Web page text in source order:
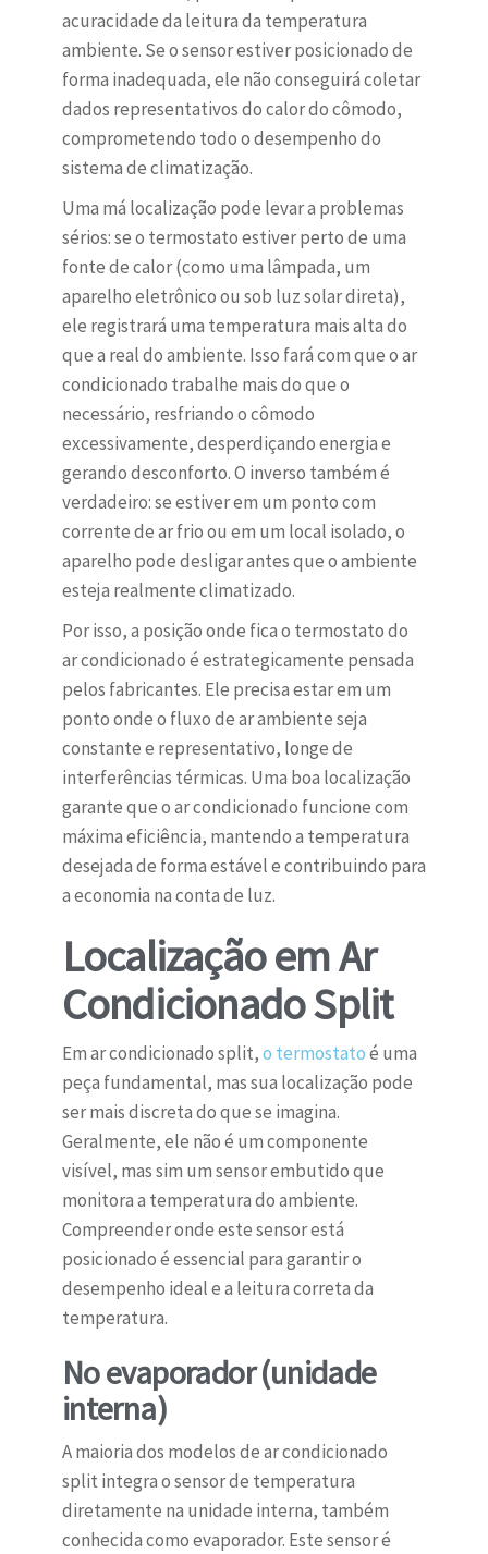
acuracidade da leitura da temperatura
ambiente. Se o sensor estiver posicionado de
forma inadequada, ele não conseguirá coletar
dados representativos do calor do cômodo,
comprometendo todo o desempenho do
sistema de climatização.
Uma má localização pode levar a problemas
sérios: se o termostato estiver perto de uma
fonte de calor (como uma lâmpada, um
aparelho eletrônico ou sob luz solar direta),
ele registrará uma temperatura mais alta do
que a real do ambiente. Isso fará com que o ar
condicionado trabalhe mais do que o
necessário, resfriando o cômodo
excessivamente, desperdiçando energia e
gerando desconforto. O inverso também é
verdadeiro: se estiver em um ponto com
corrente de ar frio ou em um local isolado, o
aparelho pode desligar antes que o ambiente
esteja realmente climatizado.
Por isso, a posição onde fica o termostato do
ar condicionado é estrategicamente pensada
pelos fabricantes. Ele precisa estar em um
ponto onde o fluxo de ar ambiente seja
constante e representativo, longe de
interferências térmicas. Uma boa localização
garante que o ar condicionado funcione com
máxima eficiência, mantendo a temperatura
desejada de forma estável e contribuindo para
a economia na conta de luz.
Localização em Ar
Condicionado Split
Em ar condicionado split,o termostatoé uma
peça fundamental, mas sua localização pode
ser mais discreta do que se imagina.
Geralmente, ele não é um componente
visível, mas sim um sensor embutido que
monitora a temperatura do ambiente.
Compreender onde este sensor está
posicionado é essencial para garantir o
desempenho ideal e a leitura correta da
temperatura.
No evaporador (unidade
interna)
A maioria dos modelos de ar condicionado
split integra o sensor de temperatura
diretamente na unidade interna, também
conhecida como evaporador. Este sensor é